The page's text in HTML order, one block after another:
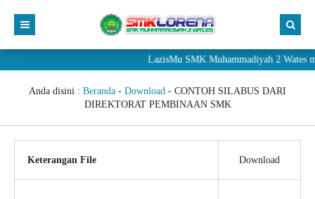
LazisMu SMK Muhammadiyah 2 Wates
Anda disini : Beranda - Download - CONTOH SILABUS DARI
DIREKTORAT PEMBINAAN SMK
Keterangan File Download